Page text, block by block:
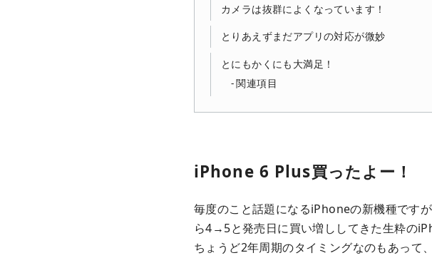
カメラは抜群によくなっています！
とりあえずまだアプリの対応が微妙
とにもかくにも大満足！
関連項目
iPhone 6 Plus買ったよー！
毎度のこと話題になるiPhoneの新機種です
ら4→5と発売日に買い増ししてきた生粋の
ちょうど2年周期のタイミングなのもあっ